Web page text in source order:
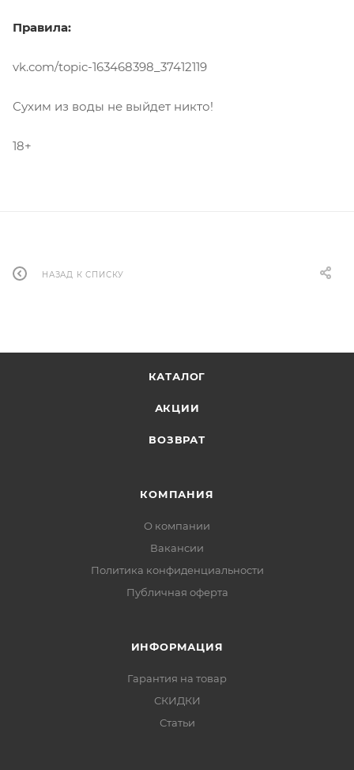
Правила:
vk.com/topic-163468398_37412119
Сухим из воды не выйдет никто!
18+
НАЗАД К СПИСКУ
КАТАЛОГ
АКЦИИ
ВОЗВРАТ
КОМПАНИЯ
О компании
Вакансии
Политика конфиденциальности
Публичная оферта
ИНФОРМАЦИЯ
Гарантия на товар
СКИДКИ
Статьи